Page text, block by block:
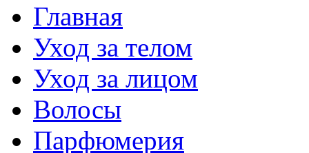
Главная
Уход за телом
Уход за лицом
Волосы
Парфюмерия